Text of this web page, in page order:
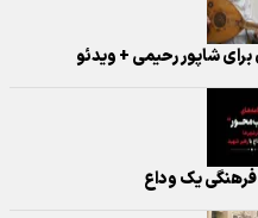
برای شاپور رحیمی + ویدئو
فرهنگی یک وداع